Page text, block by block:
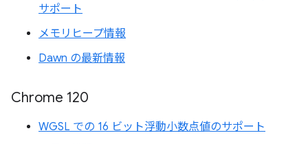
サポート
メモリヒープ情報
Dawn の最新情報
Chrome 120
WGSL での 16 ビット浮動小数点値のサポート